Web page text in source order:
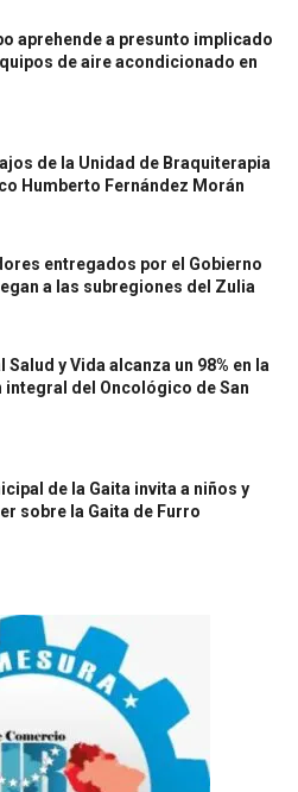
aprehende a presunto implicado
de aire acondicionado en
de la Unidad de Braquiterapia
Humberto Fernández Morán
entregados por el Gobierno
a las subregiones del Zulia
Salud y Vida alcanza un 98% en la
integral del Oncológico de San
de la Gaita invita a niños y
sobre la Gaita de Furro